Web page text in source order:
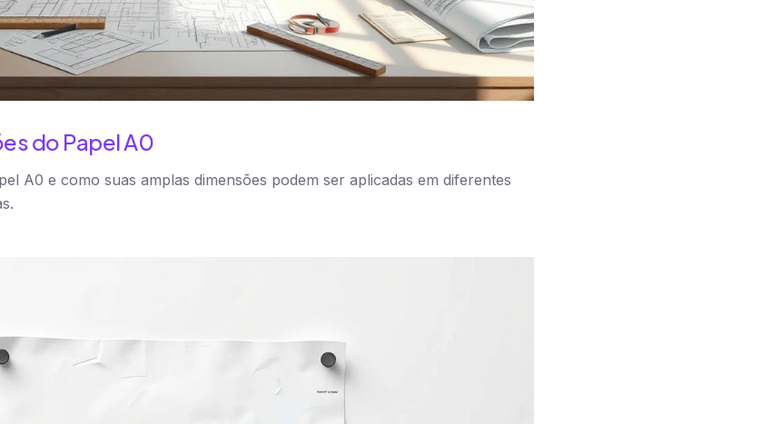
do Papel A0
A0 e como suas amplas dimensões podem ser aplicadas em diferentes